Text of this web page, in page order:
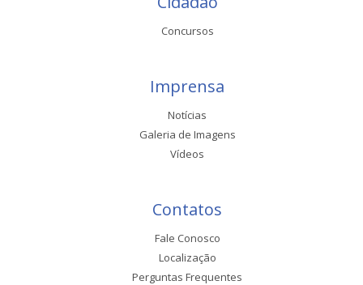
Concursos
Imprensa
Notícias
Galeria de Imagens
Vídeos
Contatos
Fale Conosco
Localização
Perguntas Frequentes